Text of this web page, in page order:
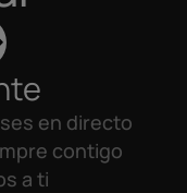
en directo
contigo
a ti